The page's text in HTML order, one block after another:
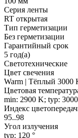
Серия ленты
RT открытая
Тип герметизации
Без герметизации
Гарантийный срок
5 год(а)
Светотехнические
Цвет свечения
Warm | Тёплый 3000
Цветовая
min: 2900 K; typ:
Индекс
95..98
Угол излучения
typ: 120 °